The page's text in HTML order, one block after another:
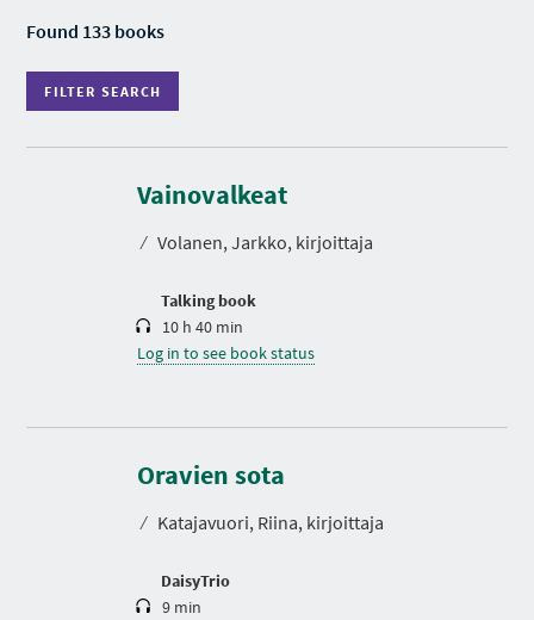
Found 133 books
FILTER SEARCH
S
A
R
C
Vainovalkeat
⁄ Volanen, Jarkko, kirjoittaja
Talking book
D
r
a
i
10 h 40 min
Log in to see book status
Oravien sota
⁄ Katajavuori, Riina, kirjoittaja
DaisyTrio
D
r
a
i
9 min